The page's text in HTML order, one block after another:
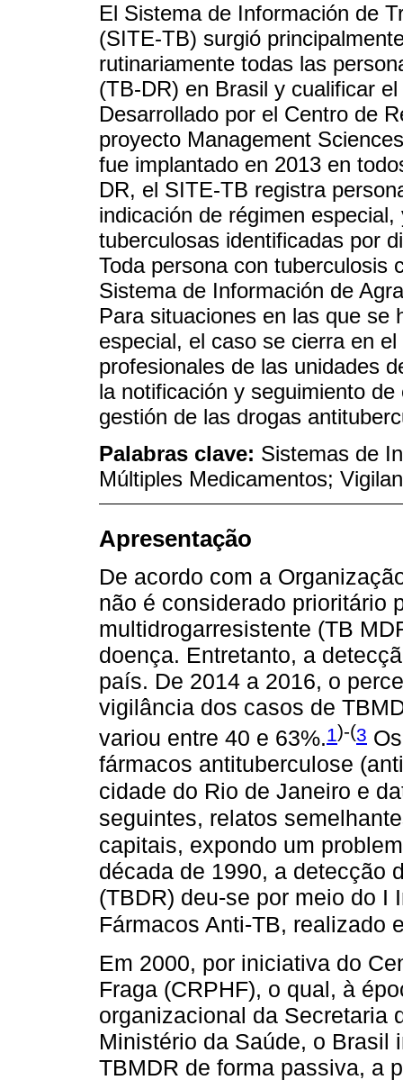
El Sistema de Información de
(SITE-TB) surgió
rutinariamente todas las
(TB-DR) en Brasil y cualificar
Desarrollado por el Centro de
proyecto Management
fue implantado en 2013 en
DR, el SITE-TB registra
indicación de régimen
tuberculosas identificadas por
Toda persona con tuberculosis
Sistema de Información de
Para situaciones en las que se
especial, el caso se cierra en
profesionales de las unidades
la notificación y seguimiento
gestión de las drogas
Palabras clave: Sistemas de
Múltiples Medicamentos;
Apresentação
De acordo com a
não é considerado prioritário
multidrogarresistente (TB
doença. Entretanto, a
país. De 2014 a 2016, o
vigilância dos casos de
variou entre 40 e 63%.1)-(3
fármacos antituberculose
cidade do Rio de Janeiro e
seguintes, relatos
capitais, expondo um
década de 1990, a detecção
(TBDR) deu-se por meio do I
Fármacos Anti-TB, realizado
Em 2000, por iniciativa do
Fraga (CRPHF), o qual, à
organizacional da Secretaria
Ministério da Saúde, o
TBMDR de forma passiva, a